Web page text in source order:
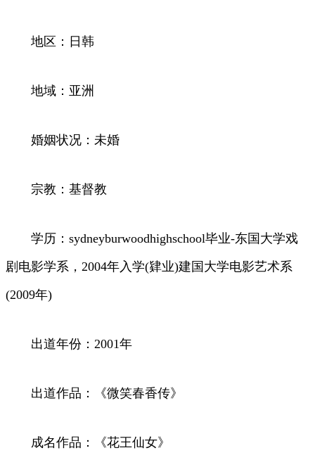
地区：日韩
地域：亚洲
婚姻状况：未婚
宗教：基督教
学历：sydneyburwoodhighschool毕业-东国大学戏
剧电影学系，2004年入学(肄业)建国大学电影艺术系
(2009年)
出道年份：2001年
出道作品：《微笑春香传》
成名作品：《花王仙女》